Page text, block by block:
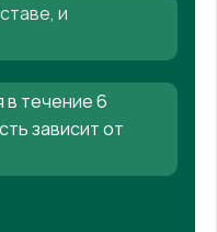
и
течение 6
зависит от